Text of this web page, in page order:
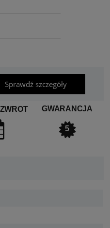
Sprawdź szczegóły
GWARANCJA
5